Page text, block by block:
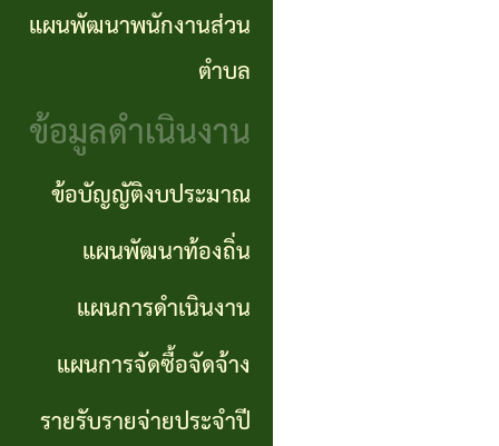
ซื้อ
จ้าง
ภาค
รัฐ
(e-
GP)
คู่มือ
การ
ราย
จ่าย
ประจำ
ปี
รายงาน
ผลการ
ดำเนิน
องค์กร
/
กิจกรรม
การ
ประชุม
สภา
แผน
แผนพัฒนาพนักงานส่วน
ตำบล
ข้อมูลดำเนินงาน
ข้อบัญญัติงบประมาณ
แผนพัฒนาท้องถิ่น
แผนการดำเนินงาน
แผนการจัดซื้อจัดจ้าง
รายรับรายจ่ายประจำปี